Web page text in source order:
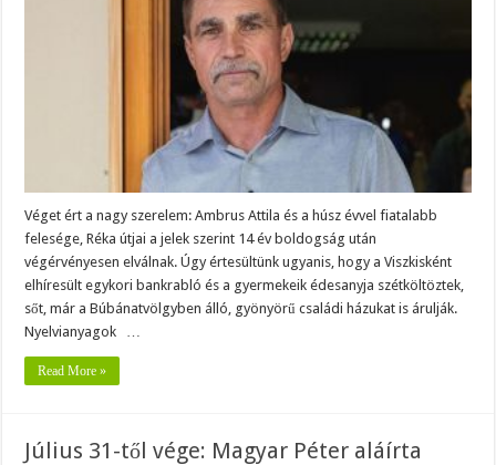
Már
a
házukat
is
Véget ért a nagy szerelem: Ambrus Attila és a húsz évvel fiatalabb
felesége, Réka útjai a jelek szerint 14 év boldogság után
végérvényesen elválnak. Úgy értesültünk ugyanis, hogy a Viszkisként
elhíresült egykori bankrabló és a gyermekeik édesanyja szétköltöztek,
sőt, már a Búbánatvölgyben álló, gyönyörű családi házukat is árulják.
Nyelvianyagok …
Read More »
Július 31-től vége: Magyar Péter aláírta